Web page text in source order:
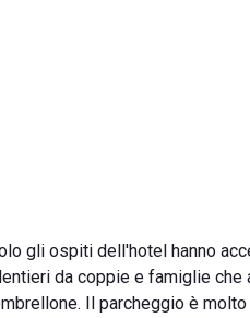
gli ospiti dell'hotel hanno
da coppie e famiglie che
Il parcheggio è